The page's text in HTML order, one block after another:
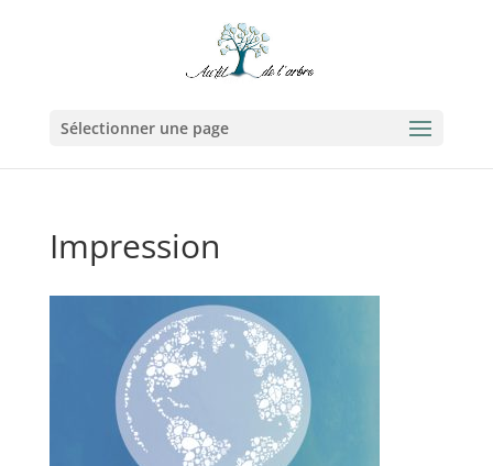
Sélectionner une page
Impression